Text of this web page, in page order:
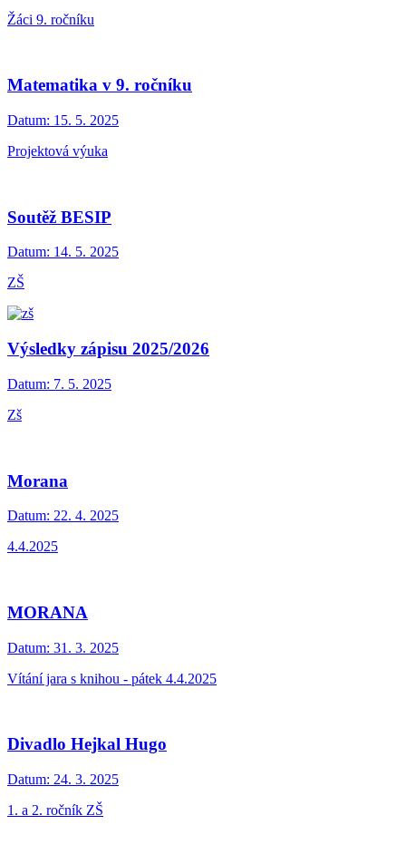
Žáci 9. ročníku
Matematika v 9. ročníku
Datum: 15. 5. 2025
Projektová výuka
Soutěž BESIP
Datum: 14. 5. 2025
ZŠ
Výsledky zápisu 2025/2026
Datum: 7. 5. 2025
Zš
Morana
Datum: 22. 4. 2025
4.4.2025
MORANA
Datum: 31. 3. 2025
Vítání jara s knihou - pátek 4.4.2025
Divadlo Hejkal Hugo
Datum: 24. 3. 2025
1. a 2. ročník ZŠ